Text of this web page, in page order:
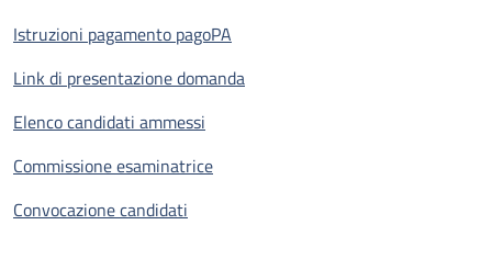
Istruzioni pagamento pagoPA
Link di presentazione domanda
Elenco candidati ammessi
Commissione esaminatrice
Convocazione candidati